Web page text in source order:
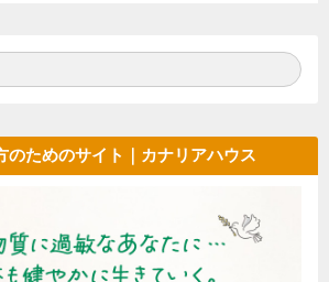
のためのサイト｜カナリアハウス